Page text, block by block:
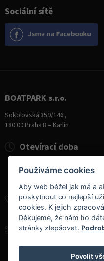
Sociální sítě
BOATPARK s.r.o.
Sokolovská 359/146 ,
180 00 Praha 8 – Karlín
+420 284 826 787
+420 604 728 042
info@boatpark.cz
Otevírací doba
Úterý - Pátek
10:00 - 19:00
Sobota
9:00 - 14:00
Používáme cookies
Aby web běžel jak má a
poskytnout co nejlepší
cookies. K jejich
Děkujeme, že nám ho
stránky zlepšovat.
Povolit